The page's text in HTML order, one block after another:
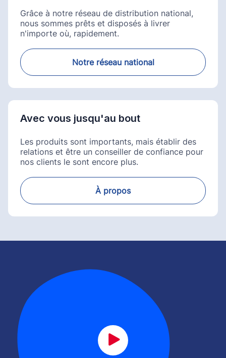
Grâce à notre réseau de distribution national,
nous sommes prêts et disposés à livrer
n'importe où, rapidement.
Notre réseau national
Avec vous jusqu'au bout
Les produits sont importants, mais établir des
relations et être un conseiller de confiance pour
nos clients le sont encore plus.
À propos
CAT_lancement_FR.mp4